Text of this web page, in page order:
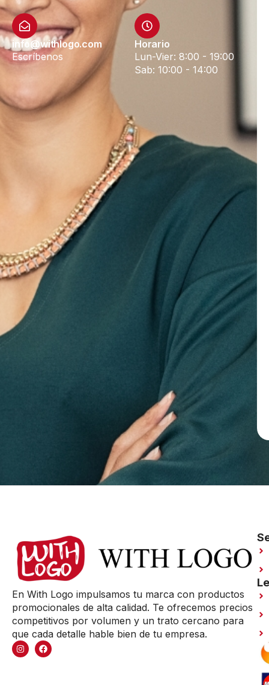
info@withlogo.com
Escríbenos
Horario
Lun-Vier: 8:00 - 19:00
Sab: 10:00 - 14:00
En With Logo impulsamos tu marca con productos
promocionales de alta calidad. Te ofrecemos precios
competitivos por volumen y un trato cercano para
que cada detalle hable bien de tu empresa.